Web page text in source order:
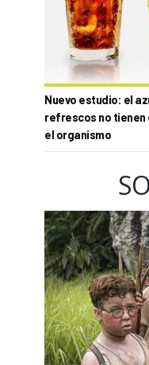
Nuevo estudio: el
refrescos no tienen
el organismo